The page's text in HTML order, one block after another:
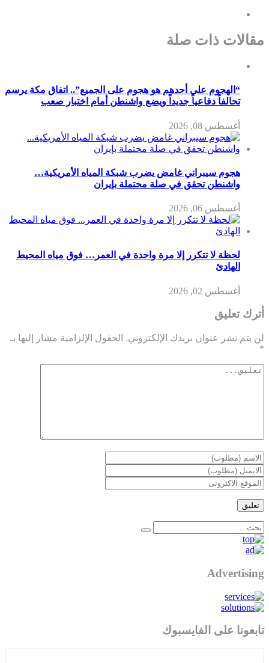
مقالات ذات صلة
“الهجوم على أحدهم هو هجوم على الجميع”.. اتفاق مكة يرسم
تحالفاً دفاعياً جديداً ويضع واشنطن أمام اختبار صعب
أغسطس 08, 2026
هجوم سيبراني غامض يضرب شبكة المياه الأمريكية…
واشنطن تحقق في صلة محتملة بإيران
أغسطس 06, 2026
لحظة لا تتكرر إلا مرة واحدة في العمر… فوق مياه المحيط
الهادئ
أغسطس 02, 2026
أترك تعليق
لن يتم نشر عنوان بريدك الإلكتروني. الحقول الإلزامية مشار إليها بـ
*
Advertising
تابعونا على الفايسبوك